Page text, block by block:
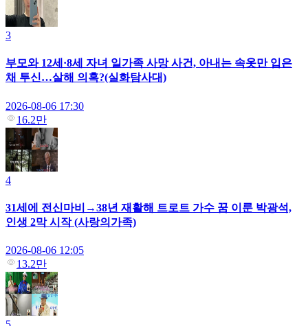
3
부모와 12세·8세 자녀 일가족 사망 사건, 아내는 속옷만 입은
채 투신…살해 의혹?(실화탐사대)
2026-08-06 17:30
16.2만
4
31세에 전신마비→38년 재활해 트로트 가수 꿈 이룬 박광석,
인생 2막 시작 (사랑의가족)
2026-08-06 12:05
13.2만